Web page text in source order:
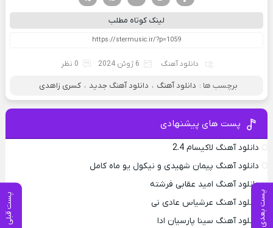
پست بعدی پست قبلی
لینک کوتاه مطلب
دانلود آهنگ 6 ژوئن 2024 0 نظر
برچسب ها : دانلود آهنگ ، دانلود آهنگ جدید ، کسری زاهدی
پست های پیشنهادی
دانلود آهنگ لاکیسام 2.4
دانلود آهنگ پیمان شهیدی و نیکول یو ماه کامل
دانلود آهنگ امید عقابی فرشته
دانلود آهنگ عرشیاس عادی نی
دانلود آهنگ سینا پارسیان ادا